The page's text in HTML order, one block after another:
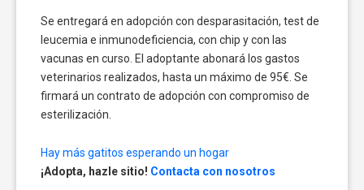
Se entregará en adopción con desparasitación, test de
leucemia e inmunodeficiencia, con chip y con las
vacunas en curso. El adoptante abonará los gastos
veterinarios realizados, hasta un máximo de 95€. Se
firmará un contrato de adopción con compromiso de
esterilización.
Hay más gatitos esperando un hogar
¡Adopta, hazle sitio! Contacta con nosotros